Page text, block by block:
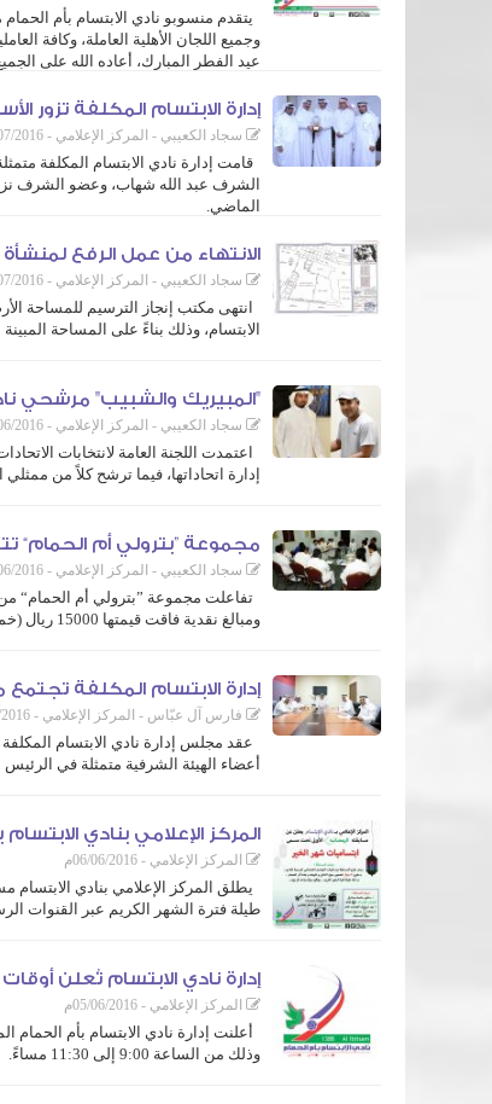
يتقدم منسوبو نادي الابتسام بأم الحمام
وجميع اللجان الأهلية العاملة، وكافة
عيد الفطر المبارك، أعاده الله على
كما ... إدارة الابتسام المكلفة تزور
سجاد الكعيبي - المركز الإعلامي - 05/07/2016م
قامت إدارة نادي الابتسام المكلفة
الشرف عبد الله شهاب، وعضو الشرف
الماضي.
وقدمت إدارة النادي المكلفة خالص شكرها وتقديرها
الانتهاء من عمل الرفع لمنشأة
سجاد الكعيبي - المركز الإعلامي - 03/07/2016م
انتهى مكتب إنجاز الترسيم للمساحة
الابتسام، وذلك بناءً على المساحة
والتقديم ...
"المبيريك والشبيب" مرشحي
سجاد الكعيبي - المركز الإعلامي - 28/06/2016م
اعتمدت اللجنة العامة لانتخابات
إدارة اتحاداتها، فيما ترشح كلاً من
مجموعة ”بترولي أم الحمام“ تتفاعل
سجاد الكعيبي - المركز الإعلامي - 17/06/2016م
تفاعلت مجموعة ”بترولي أم الحمام“ من
ومبالغ نقدية فاقت قيمتها 15000 ريال (خمسة عشر ألف ريال)، وذلك لدعم مشاريع البنية التحتية للنادي.
إدارة الابتسام المكلفة
فارس آل عبّاس - المركز الإعلامي - 12/06/2016م
عقد مجلس إدارة نادي الابتسام
أعضاء الهيئة الشرفية متمثلة في
المركز الإعلامي بنادي
المركز الإعلامي - 06/06/2016م
يطلق المركز الإعلامي بنادي
طيلة فترة الشهر الكريم عبر القنوات
وأكد مدير ...
إدارة نادي الابتسام تُعلن
المركز الإعلامي - 05/06/2016م
أعلنت إدارة نادي الابتسام بأم
وذلك من الساعة 9:00 إلى 11:30 مساءً.